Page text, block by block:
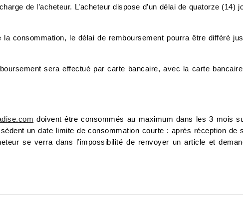
de l’acheteur. L’acheteur dispose d’un délai de quatorze (14)
consommation, le délai de remboursement pourra être différé
sera effectué par carte bancaire, avec la carte
doivent être consommés au maximum dans les 3 mois
un date limite de consommation courte : après réception de
se verra dans l’impossibilité de renvoyer un article et